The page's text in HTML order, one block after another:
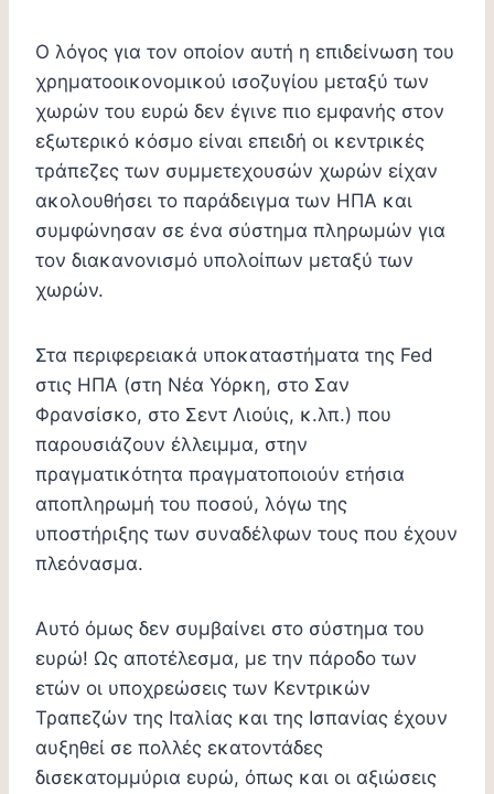
Ο λόγος για τον οποίον αυτή η επιδείνωση του
χρηματοοικονομικού ισοζυγίου μεταξύ των
χωρών του ευρώ δεν έγινε πιο εμφανής στον
εξωτερικό κόσμο είναι επειδή οι κεντρικές
τράπεζες των συμμετεχουσών χωρών είχαν
ακολουθήσει το παράδειγμα των ΗΠΑ και
συμφώνησαν σε ένα σύστημα πληρωμών για
τον διακανονισμό υπολοίπων μεταξύ των
χωρών.
Στα περιφερειακά υποκαταστήματα της Fed
στις ΗΠΑ (στη Νέα Υόρκη, στο Σαν
Φρανσίσκο, στο Σεντ Λιούις, κ.λπ.) που
παρουσιάζουν έλλειμμα, στην
πραγματικότητα πραγματοποιούν ετήσια
αποπληρωμή του ποσού, λόγω της
υποστήριξης των συναδέλφων τους που έχουν
πλεόνασμα.
Αυτό όμως δεν συμβαίνει στο σύστημα του
ευρώ! Ως αποτέλεσμα, με την πάροδο των
ετών οι υποχρεώσεις των Κεντρικών
Τραπεζών της Ιταλίας και της Ισπανίας έχουν
αυξηθεί σε πολλές εκατοντάδες
δισεκατομμύρια ευρώ, όπως και οι αξιώσεις